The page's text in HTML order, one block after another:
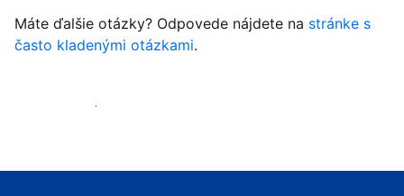
Máte ďalšie otázky? Odpovede nájdete na stránke s
často kladenými otázkami.
Začať prijímať hostí